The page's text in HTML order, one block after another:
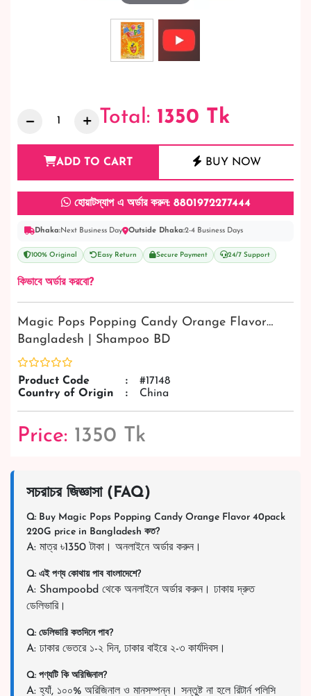
Total: 1350 Tk
ADD TO CART BUY NOW
হোয়াটস্যাপ এ অর্ডার করুন: 8801972277444
Dhaka:Next Business Day Outside Dhaka:2-4 Business Days
100% Original Easy Return Secure Payment 24/7 Support
কিভাবে অর্ডার করবো?
Magic Pops Popping Candy Orange Flavor…
Bangladesh | Shampoo BD
Product Code :
#17148
Country of Origin
: China
Price: 1350 Tk
সচরাচর জিজ্ঞাসা (FAQ)
Q: Buy Magic Pops Popping Candy Orange Flavor 40pack
220G price in Bangladesh কত?
A: মাত্র ৳1350 টাকা। অনলাইনে অর্ডার করুন।
Q: এই পণ্য কোথায় পাব বাংলাদেশে?
A: Shampoobd থেকে অনলাইনে অর্ডার করুন। ঢাকায় দ্রুত
ডেলিভারি।
Q: ডেলিভারি কতদিনে পাব?
A: ঢাকার ভেতরে ১-২ দিন, ঢাকার বাইরে ২-৩ কার্যদিবস।
Q: পণ্যটি কি অরিজিনাল?
A: হ্যাঁ, ১০০% অরিজিনাল ও মানসম্পন্ন। সন্তুষ্ট না হলে রিটার্ন পলিসি